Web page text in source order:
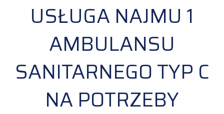
USŁUGA NAJMU 1
AMBULANSU
SANITARNEGO TYP C
NA POTRZEBY